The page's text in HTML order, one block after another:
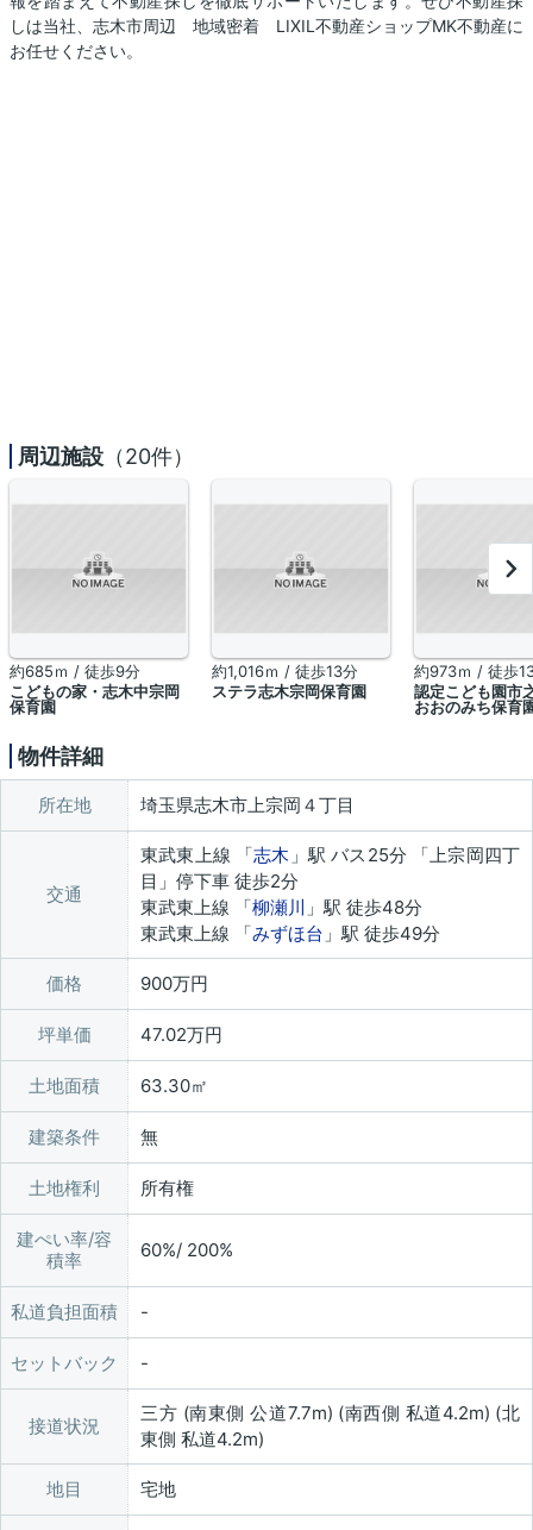
しは当社、志木市周辺 地域密着 LIXIL不動産ショップMK不動産に
お任せください。
周辺施設 （20件）
約685ｍ / 徒歩9分
こどもの家・志木中宗岡
保育園
約1,016ｍ / 徒歩13分
ステラ志木宗岡保育園
約973ｍ / 徒歩
認定こども園市
おおのみち保育
物件詳細
所在地 埼玉県志木市上宗岡４丁目
交通
東武東上線 「志木 」駅 バス25分 「上宗岡四丁
目」停下車 徒歩2分
東武東上線 「柳瀬川 」駅 徒歩48分
東武東上線 「みずほ台 」駅 徒歩49分
価格 900万円
坪単価 47.02万円
土地面積 63.30㎡
建築条件 無
土地権利 所有権
建ぺい率/容
積率
60%/ 200%
私道負担面積
セットバック
接道状況
三方 (南東側 公道7.7m) (南西側 私道4.2m) (北
東側 私道4.2m)
地目 宅地